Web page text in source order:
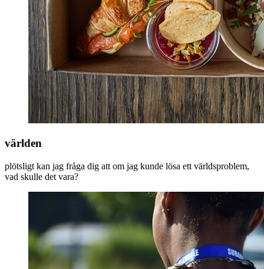
världen
plötsligt kan jag fråga dig att om jag kunde lösa ett världsproblem,
vad skulle det vara?